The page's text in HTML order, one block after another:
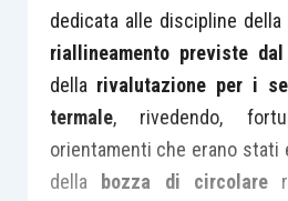
dedicata alle discipline della
riallineamento previste
della rivalutazione per i
termale, rivedendo,
orientamenti che erano stati
della
bozza di circolare